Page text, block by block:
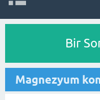
Bir
Magnezyum